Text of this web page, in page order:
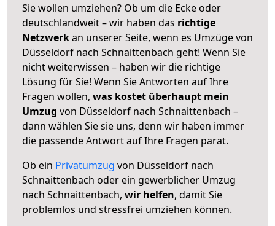
Sie wollen umziehen? Ob um die Ecke oder
deutschlandweit – wir haben das richtige
Netzwerkan unserer Seite, wenn es Umzüge von
Düsseldorf nach Schnaittenbach geht! Wenn Sie
nicht weiterwissen – haben wir die richtige
Lösung für Sie! Wenn Sie Antworten auf Ihre
Fragen wollen, was kostet überhaupt mein
Umzug von Düsseldorf nach Schnaittenbach –
dann wählen Sie sie uns, denn wir haben immer
die passende Antwort auf Ihre Fragen parat.
Ob ein Privatumzug von Düsseldorf nach
Schnaittenbach oder ein gewerblicher Umzug
nach Schnaittenbach, wir helfen, damit Sie
problemlos und stressfrei umziehen können.